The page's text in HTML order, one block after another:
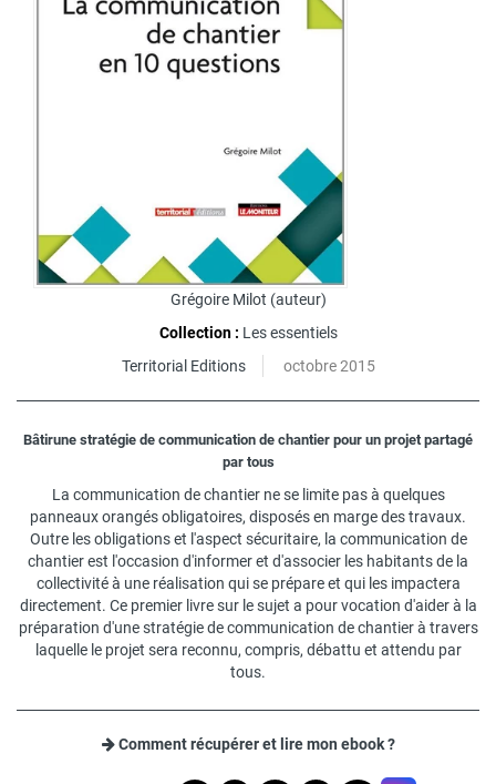
Grégoire Milot (auteur)
Collection : Les essentiels
Territorial Editions
octobre 2015
Bâtirune stratégie de communication de chantier pour un projet partagé
par tous
La communication de chantier ne se limite pas à quelques
panneaux orangés obligatoires, disposés en marge des travaux.
Outre les obligations et l'aspect sécuritaire, la communication de
chantier est l'occasion d'informer et d'associer les habitants de la
collectivité à une réalisation qui se prépare et qui les impactera
directement. Ce premier livre sur le sujet a pour vocation d'aider à la
préparation d'une stratégie de communication de chantier à travers
laquelle le projet sera reconnu, compris, débattu et attendu par
tous.
Comment récupérer et lire mon ebook ?